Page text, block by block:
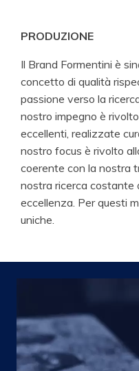
PRODUZIONE
Il Brand Formentini è
concetto di qualità
passione verso la
nostro impegno è
eccellenti, realizzate
nostro focus è rivolto
coerente con la nostra
nostra ricerca costante
eccellenza. Per questi
uniche.